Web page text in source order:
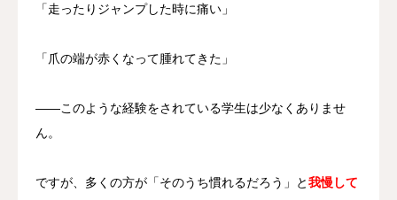
「走ったりジャンプした時に痛い」
「爪の端が赤くなって腫れてきた」
――このような経験をされている学生は少なくありませ
ん。
ですが、多くの方が「そのうち慣れるだろう」と我慢して